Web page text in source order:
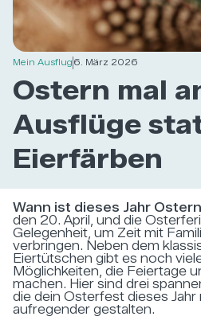
Mein Ausflug 6. März 2026
Ostern mal
Ausflüge
Eierfärben
Wann ist dieses Jahr
den 20. April, und die
Gelegenheit, um Zeit mit
verbringen. Neben dem
Eiertütschen gibt es noch
Möglichkeiten, die Feiertage
machen. Hier sind drei
die dein Osterfest dieses
aufregender gestalten.